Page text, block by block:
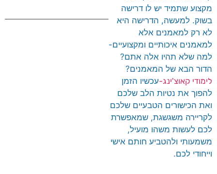
מקצוע שתמיד יש לו דרישה
בשוק. למעשה, הדרישה היא
לא רק למאמנים אלא
למאמנים איכותיים ומקצועיים-
למה שלא תהיו אלה אתם?
הדור הבא של המאמנים?
לימודי קאוצ'ינג-עכשיו הזמן
להפוך את נטיות הלב שלכם
ואת הכישורים הטבעיים שלכם
לקריירה משגשגת, שמאפשרת
לכם לעשות משהו מועיל,
משמעותי ולהטביע חותם אישי
וייחודי לכם.